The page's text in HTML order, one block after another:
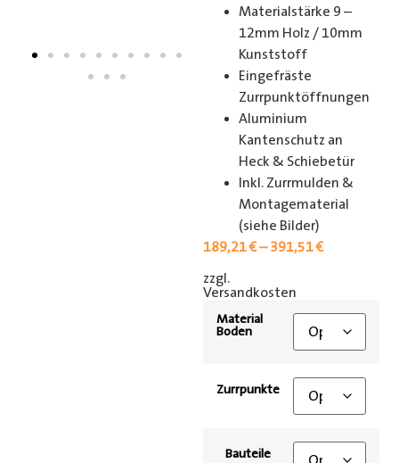
Materialstärke 9 –
12mm Holz / 10mm
Kunststoff
Eingefräste
Zurrpunktöffnungen
Aluminium
Kantenschutz an
Heck & Schiebetür
Inkl. Zurrmulden &
Montagematerial
(siehe Bilder)
189,21€–391,51€
zzgl.
Versandkosten
Material
Boden
Zurrpunkte
Bauteile